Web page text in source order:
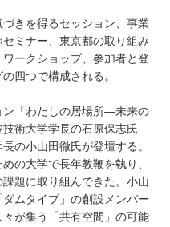
きを得るセッション、事業
ミナー、東京都の取り組み
ークショップ、参加者と登
四つで構成される。
「わたしの居場所―未来の
術大学学長の石原保志氏
の小山田徹氏が登壇する。
の大学で長年教鞭を執り、
題に取り組んできた。小山
ムタイプ」の創設メンバー
が集う「共有空間」の可能